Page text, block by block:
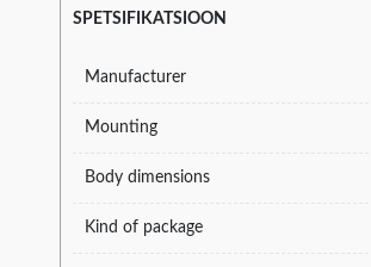
SPETSIFIKATSIOON
Manufacturer
Mounting
Body dimensions
Kind of package